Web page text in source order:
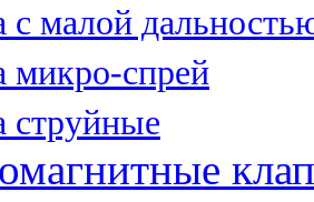
с малой
микро-спрей
струйные